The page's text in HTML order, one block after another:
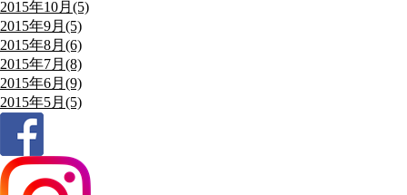
2015年10月(5)
2015年9月(5)
2015年8月(6)
2015年7月(8)
2015年6月(9)
2015年5月(5)